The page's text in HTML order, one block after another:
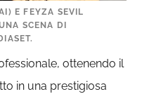
E FEYZA SEVIL
SCENA DI
ottenendo il
in una prestigiosa